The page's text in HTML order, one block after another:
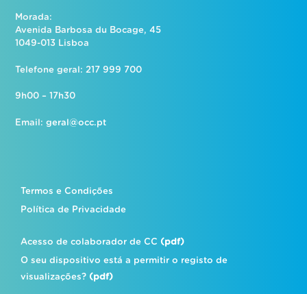
Morada:
Avenida Barbosa du Bocage, 45
1049-013 Lisboa
Telefone geral: 217 999 700
9h00 – 17h30
Email:geral@occ.pt
Termos e Condições
Política de Privacidade
Acesso de colaborador de CC(pdf)
O seu dispositivo está a permitir o registo de
visualizações?(pdf)